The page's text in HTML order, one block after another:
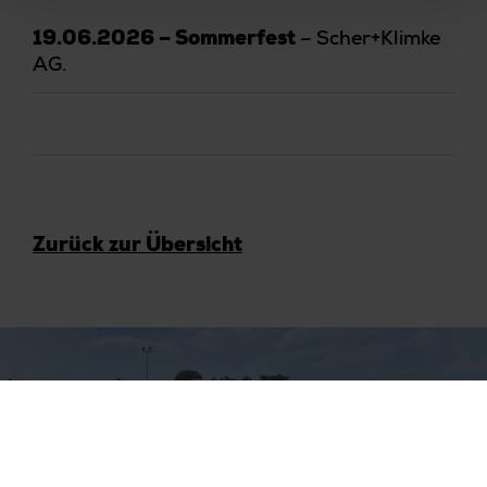
19.06.2026 – Sommerfest – Scher+Klimke
AG.
Zurück zur Übersicht